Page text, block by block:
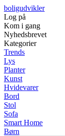
boligudvikler
Log på
Kom i gang
Nyhedsbrevet
Kategorier
Trends
Lys
Planter
Kunst
Hvidevarer
Bord
Stol
Sofa
Smart Home
Børn